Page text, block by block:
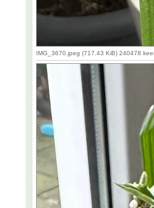
IMG_3670.jpeg (717.43 KiB) 240478